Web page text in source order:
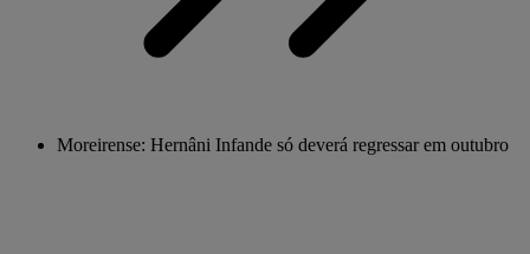
Moreirense: Hernâni Infande só deverá regressar em outubro